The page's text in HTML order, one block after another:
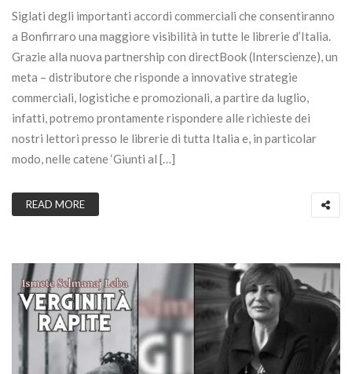
Siglati degli importanti accordi commerciali che consentiranno
a Bonfirraro una maggiore visibilità in tutte le librerie d’Italia.
Grazie alla nuova partnership con directBook (Interscienze), un
meta – distributore che risponde a innovative strategie
commerciali, logistiche e promozionali, a partire da luglio,
infatti, potremo prontamente rispondere alle richieste dei
nostri lettori presso le librerie di tutta Italia e, in particolar
modo, nelle catene ‘Giunti al […]
READ MORE